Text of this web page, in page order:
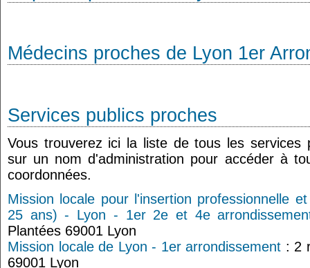
Médecins proches de Lyon 1er
Services publics proches
Vous trouverez ici la liste de tous les services
sur un nom d'administration pour accéder à
coordonnées.
Mission locale pour l'insertion professionnelle
25 ans) - Lyon - 1er 2e et 4e
Plantées 69001 Lyon
Mission locale de Lyon - 1er arrondissement : 2
69001 Lyon